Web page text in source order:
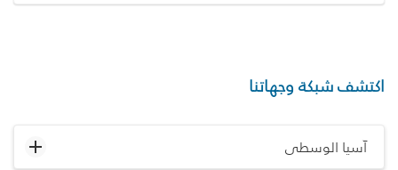
اكتشف شبكة وجهاتنا
آسيا الوسطى